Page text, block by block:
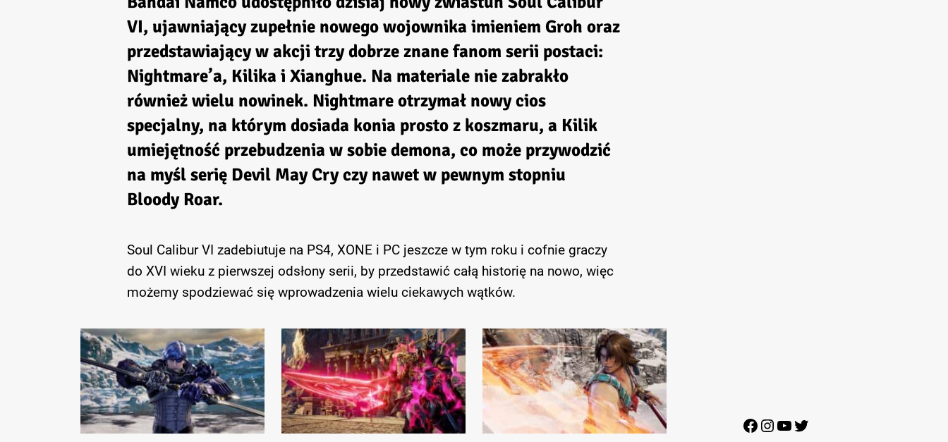
VI, ujawniający zupełnie nowego wojownika imieniem Groh oraz
przedstawiający w akcji trzy dobrze znane fanom serii postaci:
Nightmare’a, Kilika i Xianghue. Na materiale nie zabrakło
również wielu nowinek. Nightmare otrzymał nowy cios
specjalny, na którym dosiada konia prosto z koszmaru, a Kilik
umiejętność przebudzenia w sobie demona, co może przywodzić
na myśl serię Devil May Cry czy nawet w pewnym stopniu
Bloody Roar.
Soul Calibur VI zadebiutuje na PS4, XONE i PC jeszcze w tym roku i cofnie graczy
do XVI wieku z pierwszej odsłony serii, by przedstawić całą historię na nowo, więc
możemy spodziewać się wprowadzenia wielu ciekawych wątków.
Facebook
Instagram
YouTube
Twitter